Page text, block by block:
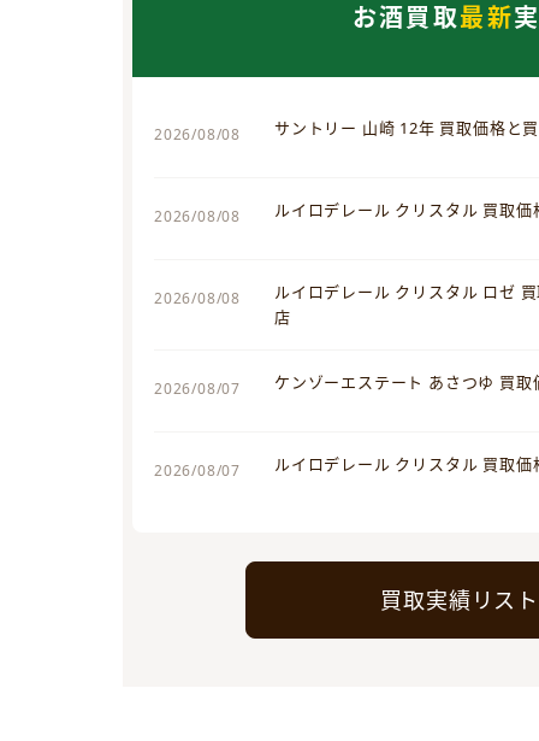
お酒買取最新
2026/08/08 サントリー 山崎 12年 買取価格と
2026/08/08 ルイロデレール クリスタル 買取
2026/08/08
ルイロデレール クリスタル ロゼ
店
2026/08/07 ケンゾーエステート あさつゆ 買
2026/08/07 ルイロデレール クリスタル 買取
買取実績リスト